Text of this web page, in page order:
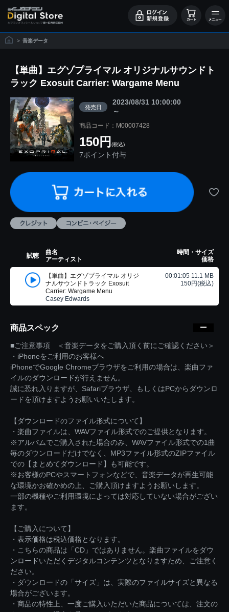
> 音楽データ
【単曲】エグゾプライマル オリジナルサウンドト
ラック Exosuit Carrier: Wargame Menu
発売日
2023/08/31 10:00:00
～
商品コード：M00007428
150円 (税込)
7ポイント付与
試聴
曲名
アーティスト
時間・サイズ
価格
【単曲】エグゾプライマル オリジ
ナルサウンドトラック Exosuit
Carrier: Wargame Menu
Casey Edwards
00:01:05 11.1 MB
150円(税込)
商品スペック
■ご注意事項 ＜音楽データをご購入頂く前にご確認ください＞
・iPhoneをご利用のお客様へ
iPhoneでGoogle Chromeブラウザをご利用の場合は、楽曲ファ
イルのダウンロードが行えません。
誠に恐れ入りますが、Safariブラウザ、もしくはPCからダウンロ
ードを頂けますようお願いいたします。
【ダウンロードのファイル形式について】
・楽曲ファイルは、WAVファイル形式でのご提供となります。
※アルバムでご購入された場合のみ、WAVファイル形式での1曲
毎のダウンロードだけでなく、MP3ファイル形式のZIPファイル
での【まとめてダウンロード】も可能です。
※お客様のPCやスマートフォンなどで、音楽データが再生可能
な環境かお確かめの上、ご購入頂けますようお願いします。
一部の機種やご利用環境によっては対応していない場合がござい
ます。
【ご購入について】
・表示価格は税込価格となります。
・こちらの商品は「CD」ではありません。楽曲ファイルをダウ
ンロードいただくデジタルコンテンツとなりますため、ご注意く
ださい。
・ダウンロードの「サイズ」は、実際のファイルサイズと異なる
場合がございます。
・商品の特性上、一度ご購入いただいた商品については、注文の